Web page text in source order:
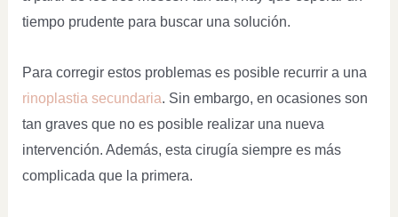
tiempo prudente para buscar una solución.
Para corregir estos problemas es posible recurrir a una
rinoplastia secundaria. Sin embargo, en ocasiones son
tan graves que no es posible realizar una nueva
intervención. Además, esta cirugía siempre es más
complicada que la primera.